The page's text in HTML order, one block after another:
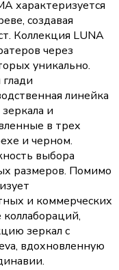
характеризуется
создавая
Коллекция LUNA
через
уникально.
линейка
и
в трех
и черном.
выбора
размеров. Помимо
и коммерческих
коллабораций,
зеркал с
вдохновленную